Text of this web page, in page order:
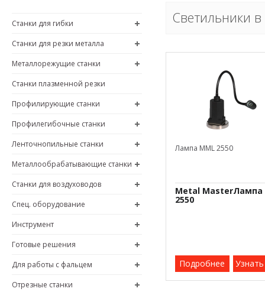
Станки для гибки
Станки для резки металла
Металлорежущие станки
Станки плазменной резки
Профилирующие станки
Профилегибочные станки
Ленточнопильные станки
Металлообрабатывающие станки
Станки для воздуховодов
Спец. оборудование
Инструмент
Готовые решения
Для работы с фальцем
Отрезные станки
Светильники
Лампа MML 2550
Metal MasterЛампа
2550
Подробнее